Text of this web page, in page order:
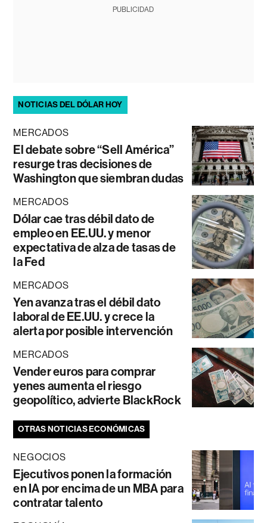
PUBLICIDAD
NOTICIAS DEL DÓLAR HOY
MERCADOS
El debate sobre “Sell América”
resurge tras decisiones de
Washington que siembran dudas
MERCADOS
Dólar cae tras débil dato de
empleo en EE.UU. y menor
expectativa de alza de tasas de
la Fed
MERCADOS
Yen avanza tras el débil dato
laboral de EE.UU. y crece la
alerta por posible intervención
MERCADOS
Vender euros para comprar
yenes aumenta el riesgo
geopolítico, advierte BlackRock
OTRAS NOTICIAS ECONÓMICAS
NEGOCIOS
Ejecutivos ponen la formación
en IA por encima de un MBA para
contratar talento